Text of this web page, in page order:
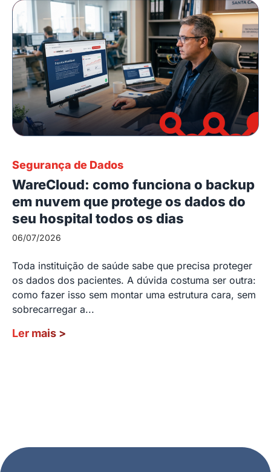
Segurança de Dados
WareCloud: como funciona o backup
em nuvem que protege os dados do
seu hospital todos os dias
06/07/2026
Toda instituição de saúde sabe que precisa proteger
os dados dos pacientes. A dúvida costuma ser outra:
como fazer isso sem montar uma estrutura cara, sem
sobrecarregar a...
Ler mais >